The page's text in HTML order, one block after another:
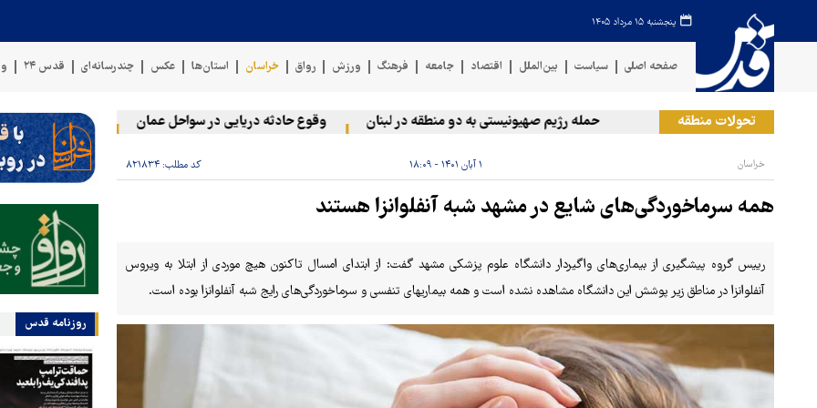
پنجشنبه ۱۵ مرداد ۱۴۰۵
صفحه اصلی سیاست بین‌الملل اقتصاد جامعه فرهنگ ورزش رواق خراسان استان‌ها عکس چندرسانه‌ای قدس ۲۴
تحولات منطقه حمله رژیم صهیونیستی به دو منطقه در لبنان وقوع حادثه دریایی در سواحل عمان سخنگوی نیروهای
خراسان ۱ آبان ۱۴۰۱ - ۱۸:۰۹ کد مطلب: ۸۲۱۸۳۴
همه سرماخوردگی‌های شایع در مشهد شبه آنفلوانزا هستند
رییس گروه پیشگیری از بیماری‌های واگیردار دانشگاه علوم پزشکی مشهد گفت: از ابتدای امسال تاکنون هیچ موردی از ابتلا به ویروس
آنفلوانزا در مناطق زیر پوشش این دانشگاه مشاهده نشده است و همه بیماریهای تنفسی و سرماخوردگی‌های رایج شبه آنفلوانزا بوده است.
روزنامه قدس